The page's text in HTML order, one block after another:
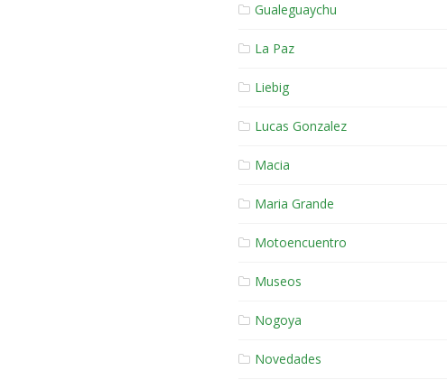
Gualeguaychu
La Paz
Liebig
Lucas Gonzalez
Macia
Maria Grande
Motoencuentro
Museos
Nogoya
Novedades